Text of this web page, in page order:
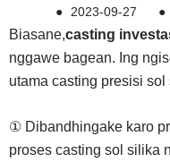
● 2023-09-27 ●
Biasane,casting
nggawe bagean. Ing
utama casting presisi sol
① Dibandhingake karo
proses casting sol silika